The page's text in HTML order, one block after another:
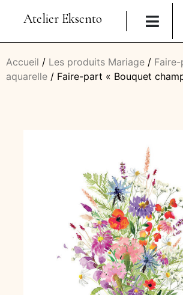
Atelier Eksento
Accueil / Les produits Mariage /
aquarelle / Faire-part « Bouquet